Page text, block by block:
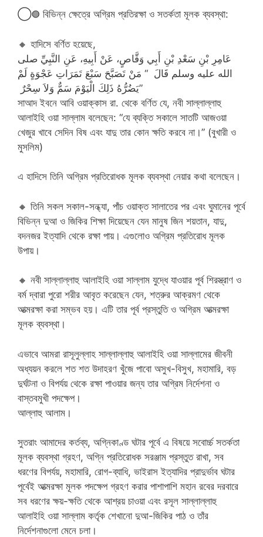
◯◍ বিভিন্ন ক্ষেত্রে অগ্রিম প্রতিরক্ষা ও সতর্কতা মূলক ব্যবস্থা:
🔸 হাদিসে বর্ণিত হয়েছে,
عَامِرِ بْنِ سَعْدِ بْنِ أَبِي وَقَّاصٍ، عَنْ أَبِيهِ، عَنِ النَّبِيِّ صلى
الله عليه وسلم قَالَ ‏ “‏ مَنْ تَصَبَّحَ سَبْعَ تَمَرَاتِ عَجْوَةٍ لَمْ
يَضُرُّهُ ذَلِكَ الْيَوْمَ سَمٌّ وَلاَ سِحْرٌ ‏”
সাআদ ইবনে আবি ওয়াক্কাস রা. থেকে বর্ণিত যে, নবী সাল্লাল্লাহু
আলাইহি ওয়া সাল্লাম বলেছেন: “যে ব্যক্তি সকালে সাতটি আজওয়া
খেজুর খাবে সেদিন বিষ এবং যাদু তার কোন ক্ষতি করবে না।” (বুখারী ও
মুসলিম)
এ হাদিসে তিনি অগ্রিম প্রতিরোধক মূলক ব্যবস্থা নেয়ার কথা বলেছেন।
🔸 তিনি সকল সকাল-সন্ধ্যা, পাঁচ ওয়াক্ত সালাতের পর এবং ঘুমানের পূর্বে
বিভিন্ন দুআ ও জিকির শিক্ষা দিয়েছেন যেন মানুষ জিন শয়তান, যাদু,
বদনজর ইত্যাদি থেকে রক্ষা পায়। এগুলোও অগ্রিম প্রতিরোধ মূলক
উপায়।
🔸 নবী সাল্লাল্লাহু আলাইহি ওয়া সাল্লাম যুদ্ধে যাওয়ার পূর্ব শিরস্ত্রাণ ও
বর্ম দ্বারা পুরো শরীর আবৃত করেছেন যেন, শত্রুর আক্রমণ থেকে
আত্মরক্ষা করা সম্ভব হয়। এটি তার পূর্ব প্রস্তুতি ও অগ্রিম আত্মরক্ষা
মূলক ব্যবস্থা।
এভাবে আমরা রাসূলুল্লাহ সাল্লাল্লাহু আলাইহি ওয়া সাল্লামের জীবনী
অধ্যয়ন করলে শত শত উদাহরণ খুঁজে পাবো অসুখ-বিসুখ, মহামারি, বড়
দুর্ঘটনা ও বিপর্যয় থেকে রক্ষা পাওয়ার জন্য তার অগ্রিম নির্দেশনা ও
বাস্তবমুখী পদক্ষেপ।
আল্লাহু আলাম।
সুতরাং আমাদের কর্তব্য, অগ্নিকাণ্ড ঘটার পূর্বে এ বিষয়ে সবোর্চ্চ সতর্কতা
মূলক ব্যবস্থা গ্রহণ, অগ্নি প্রতিরোধক সরঞ্জাম প্রস্তুত রাখা, সব
ধরণের বিপর্যয়, মহামারি, রোগ-ব্যাধি, ভাইরাস ইত্যাদির প্রাদুর্ভাব ঘটার
পূর্বেই আত্মরক্ষা মূলক পদক্ষেপ গ্রহণ করার পাশাপাশি মহান রবের দরবারে
সব ধরণের ক্ষয়-ক্ষতি থেকে আশ্রয় চাওয়া এবং রসূল সাল্লাল্লাহু
আলাইহি ওয়া সাল্লাম কর্তৃক শেখানো দুআ-জিকির পাঠ ও তাঁর
নির্দেশনাগুলো মেনে চলা।